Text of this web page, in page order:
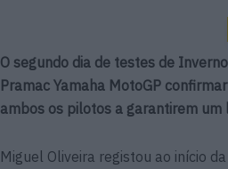
O segundo dia de testes de
Pramac Yamaha MotoGP
ambos os pilotos a garantirem
Miguel Oliveira registou ao início